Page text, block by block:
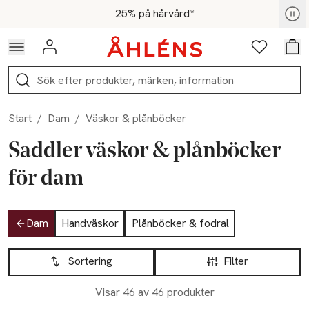
Hoppa till navigationsmenyn25% på hårvård*
För medlemmar - Shoppa nu
Logga in Favoriter
Sök
Start / Dam / Väskor & plånböcker
Saddler väskor & plånböcker
för dam
Hoppa till produktsidan
Dam Handväskor
Plånböcker & fodral
Hoppa till produktsidan
Filter
Sortering
Visar 46 av 46 produkter
Lista över produkter